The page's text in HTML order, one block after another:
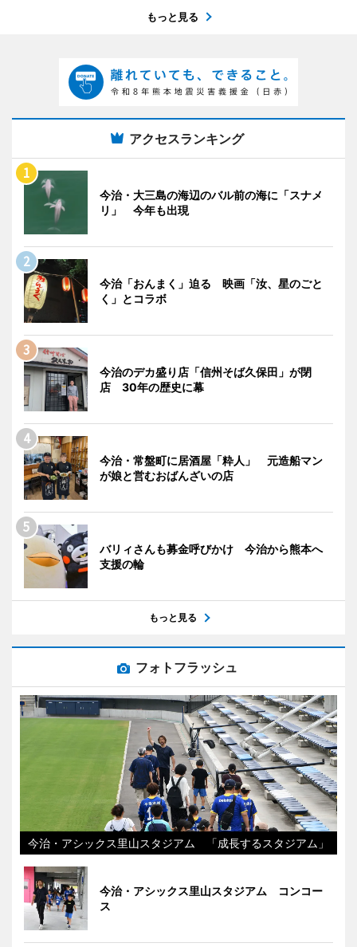
もっと見る
アクセスランキング
今治・大三島の海辺のバル前の海に「スナメ
リ」 今年も出現
今治「おんまく」迫る 映画「汝、星のごと
く」とコラボ
今治のデカ盛り店「信州そば久保田」が閉
店 30年の歴史に幕
今治・常盤町に居酒屋「粋人」 元造船マン
が娘と営むおばんざいの店
バリィさんも募金呼びかけ 今治から熊本へ
支援の輪
もっと見る
フォトフラッシュ
今治・アシックス里山スタジアム 「成長するスタジアム」
今治・アシックス里山スタジアム コンコー
ス